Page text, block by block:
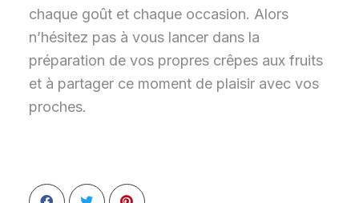
chaque goût et chaque occasion. Alors
n’hésitez pas à vous lancer dans la
préparation de vos propres crêpes aux fruits
et à partager ce moment de plaisir avec vos
proches.